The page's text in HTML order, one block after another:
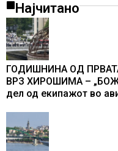
Најчитано
ГОДИШНИНА ОД
ВРЗ ХИРОШИМА –
дел од екипажот во
промени текот на